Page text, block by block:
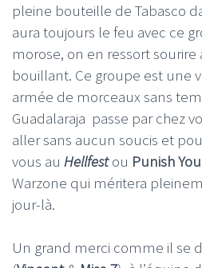
pleine bouteille de Tabasco
aura toujours le feu avec ce
morose, on en ressort
bouillant. Ce groupe est une
armée de morceaux sans
Guadalaraja passe par chez
aller sans aucun soucis et
vous au Hellfestou Punish
Warzone qui méritera
jour-là.
Un grand merci comme il se